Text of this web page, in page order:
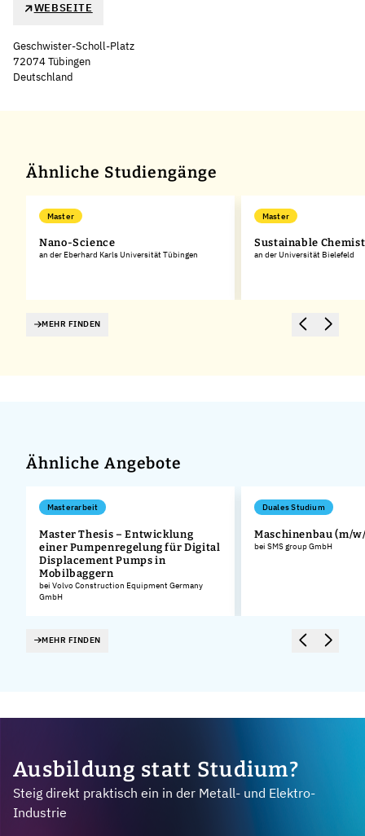
WEBSEITE
Geschwister-Scholl-Platz
72074 Tübingen
Deutschland
Ähnliche Studiengänge
Master
Nano-Science
an der Eberhard Karls Universität Tübingen
Master
Sustainable
an der Universität Bielefeld
MEHR FINDEN
Ähnliche Angebote
Masterarbeit
Master Thesis – Entwicklung
einer Pumpenregelung für Digital
Displacement Pumps in
Mobilbaggern
bei Volvo Construction Equipment Germany
GmbH
Duales Studium
Maschinenbau (m/
bei SMS group GmbH
MEHR FINDEN
Ausbildung statt Studium?
Steig direkt praktisch ein in der Metall- und Elektro-
Industrie